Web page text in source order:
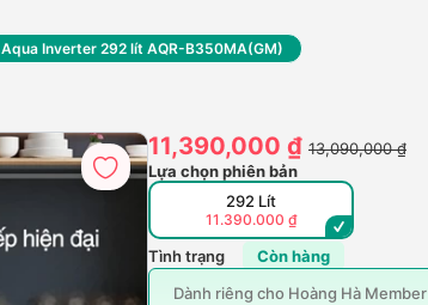
Aqua Inverter 292 lít AQR-B350MA(GM)
11,390,000 ₫ 13,090,000 ₫
Lựa chọn phiên bản
292 Lít
11.390.000 ₫
Tình trạng
Còn hàng
Dành riêng cho Hoàng Hà Member